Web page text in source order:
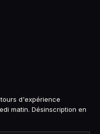
d'expérience
matin. Désinscription en